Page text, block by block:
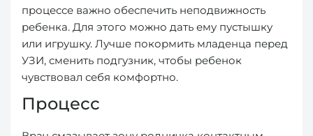
процессе важно обеспечить неподвижность
ребенка. Для этого можно дать ему пустышку
или игрушку. Лучше покормить младенца перед
УЗИ, сменить подгузник, чтобы ребенок
чувствовал себя комфортно.
Процесс